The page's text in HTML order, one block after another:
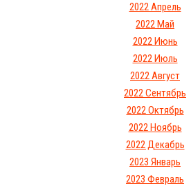
2022 Апрель
2022 Май
2022 Июнь
2022 Июль
2022 Август
2022 Сентябрь
2022 Октябрь
2022 Ноябрь
2022 Декабрь
2023 Январь
2023 Февраль